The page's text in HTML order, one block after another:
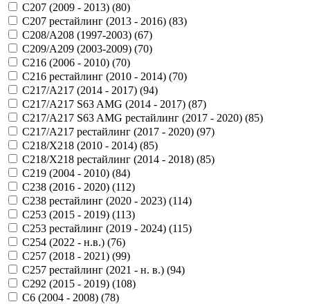
C207 (2009 - 2013) (80)
C207 рестайлинг (2013 - 2016) (83)
C208/A208 (1997-2003) (67)
C209/A209 (2003-2009) (70)
C216 (2006 - 2010) (70)
C216 рестайлинг (2010 - 2014) (70)
C217/A217 (2014 - 2017) (94)
C217/A217 S63 AMG (2014 - 2017) (87)
C217/A217 S63 AMG рестайлинг (2017 - 2020) (85)
C217/A217 рестайлинг (2017 - 2020) (97)
C218/X218 (2010 - 2014) (85)
C218/X218 рестайлинг (2014 - 2018) (85)
C219 (2004 - 2010) (84)
C238 (2016 - 2020) (112)
C238 рестайлинг (2020 - 2023) (114)
C253 (2015 - 2019) (113)
C253 рестайлинг (2019 - 2024) (115)
C254 (2022 - н.в.) (76)
C257 (2018 - 2021) (99)
C257 рестайлинг (2021 - н. в.) (94)
C292 (2015 - 2019) (108)
C6 (2004 - 2008) (78)